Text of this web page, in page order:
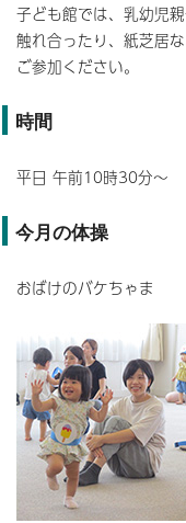
子ども館では、乳幼児
触れ合ったり、紙芝居
ご参加ください。
時間
平日 午前10時30分～
今月の体操
おばけのバケちゃま